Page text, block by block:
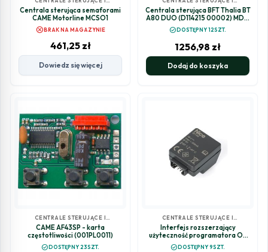
RADIOODBIORNIKI DO BRAM
Centrala sterująca semaforami
CAME Motorline MCSO1
cancelBRAK NA MAGAZYNIE
461,25 zł
Dowiedz się więcej
RADIOODBIORNIKI DO BRAM
Centrala sterująca BFT Thalia BT
A80 DUO (D114215 00002) MDM
2614324
check_circleDOSTĘPNY 12SZT.
1256,98 zł
Dodaj do koszyka
CENTRALE STERUJĄCE I
RADIOODBIORNIKI DO BRAM
CAME AF43SP - karta
częstotliwości (001PL0011)
check_circleDOSTĘPNY 23SZT.
CENTRALE STERUJĄCE I
RADIOODBIORNIKI DO BRAM
Interfejs rozszerzający
użyteczność programatora O-
View IBT4N
check_circleDOSTĘPNY 9SZT.